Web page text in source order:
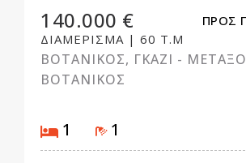
140.000 €
ΠΡΟΣ
ΔΙΑΜΕΡΙΣΜΑ | 60 Τ.Μ
ΒΟΤΑΝΙΚΟΣ, ΓΚΑΖΙ -
ΒΟΤΑΝΙΚΟΣ
Υπνοδωμάτιo
1 Μπάνιο
1